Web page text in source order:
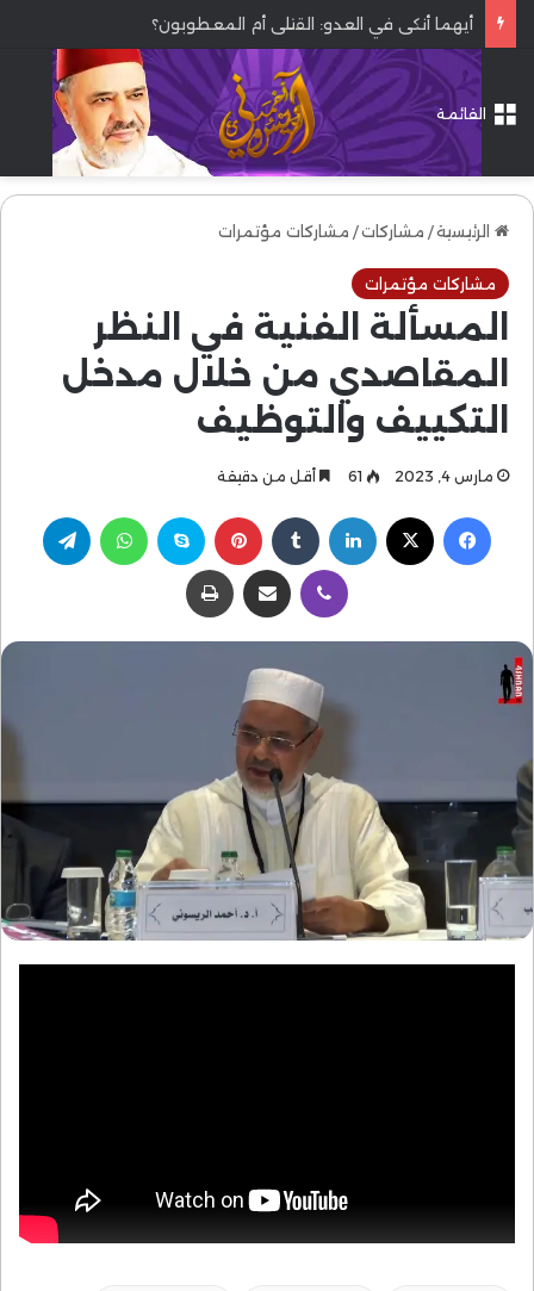
أيهما أنكى في العدو: القتلى أم المعطوبون؟
القائمة
الرئيسية/ مشاركات/ مشاركات مؤتمرات
مشاركات مؤتمرات
المسألة الفنية في النظر
المقاصدي من خلال مدخل
التكييف والتوظيف
مارس 4, 2023 61 أقل من دقيقة
فيسبوك لينكدإن بينتيريست سكايب واتساب
ڤايبر مشاركة عبر البريد طباعة